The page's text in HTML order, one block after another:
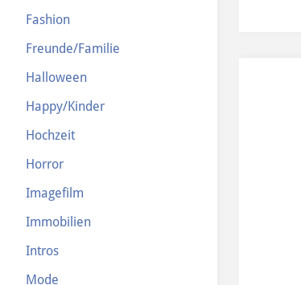
Fashion
Freunde/Familie
Halloween
Happy/Kinder
Hochzeit
Horror
Imagefilm
Immobilien
Intros
Mode